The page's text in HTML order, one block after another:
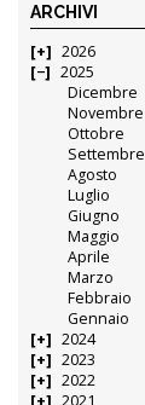
ARCHIVI
2026
2025
Dicembre
Novembre
Ottobre
Settembre
Agosto
Luglio
Giugno
Maggio
Aprile
Marzo
Febbraio
Gennaio
2024
2023
2022
2021